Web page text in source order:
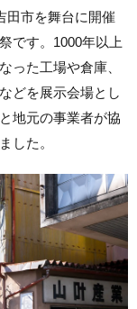
田市を舞台に開催
です。1000年以上
った工場や倉庫、
どを展示会場とし
地元の事業者が協
した。